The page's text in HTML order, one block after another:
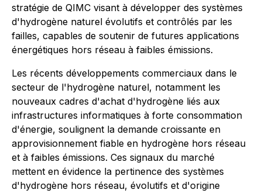
stratégie de QIMC visant à développer des systèmes
d'hydrogène naturel évolutifs et contrôlés par les
failles, capables de soutenir de futures applications
énergétiques hors réseau à faibles émissions.
Les récents développements commerciaux dans le
secteur de l'hydrogène naturel, notamment les
nouveaux cadres d'achat d'hydrogène liés aux
infrastructures informatiques à forte consommation
d'énergie, soulignent la demande croissante en
approvisionnement fiable en hydrogène hors réseau
et à faibles émissions. Ces signaux du marché
mettent en évidence la pertinence des systèmes
d'hydrogène hors réseau, évolutifs et d'origine